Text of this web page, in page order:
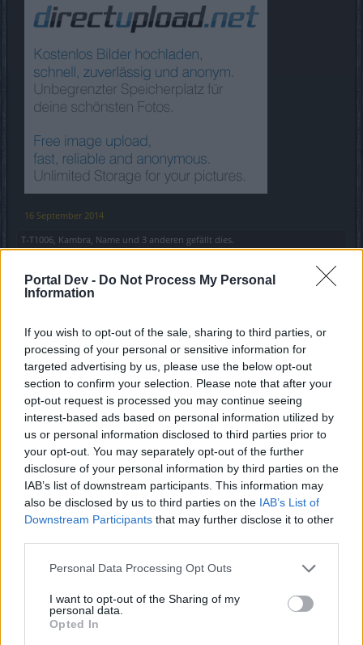
Portal Dev - Do Not Process My Personal
Information
If you wish to opt-out of the sale, sharing to third parties, or
processing of your personal or sensitive information for
targeted advertising by us, please use the below opt-out
section to confirm your selection. Please note that after your
opt-out request is processed you may continue seeing
interest-based ads based on personal information utilized by
us or personal information disclosed to third parties prior to
your opt-out. You may separately opt-out of the further
disclosure of your personal information by third parties on the
IAB’s list of downstream participants. This information may
also be disclosed by us to third parties on the IAB’s List of
Downstream Participants that may further disclose it to other
Personal Data Processing Opt Outs
I want to opt-out of the Sharing of my
personal data.
Opted In
16 September 2014
T-T1006, Kambra, Name und 3 anderen gefällt dies.
Horst18
Noob attack :d
17 September 2014
T-T1006 undBarrettbarragegefällt dies.
Angsthase
Fortgeschrittener
Das bin ich.
In wenigen Tagen noch mit 1000er Mantel,
7 Oktober 2014